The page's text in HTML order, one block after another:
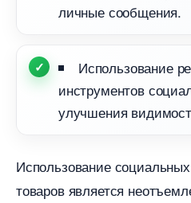
личные сообщения.
Использование
инструментов
улучшения
Использование
товаров является